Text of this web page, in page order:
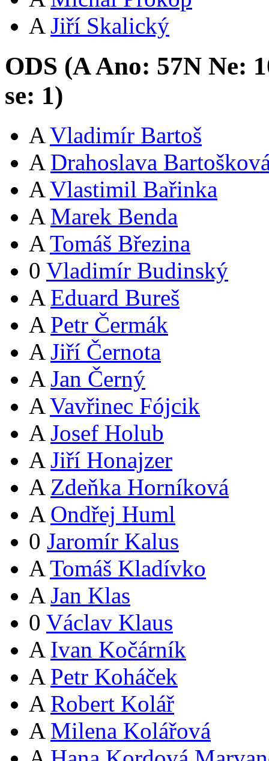
A Jiří Skalický
ODS (AAno: 57N Ne: 1
se: 1)
A Vladimír Bartoš
A Drahoslava
A Vlastimil Bařinka
A Marek Benda
A Tomáš Březina
0 Vladimír Budinský
A Eduard Bureš
A Petr Čermák
A Jiří Černota
A Jan Černý
A Vavřinec Fójcik
A Josef Holub
A Jiří Honajzer
A Zdeňka Horníková
A Ondřej Huml
0 Jaromír Kalus
A Tomáš Kladívko
A Jan Klas
0 Václav Klaus
A Ivan Kočárník
A Petr Koháček
A Robert Kolář
A Milena Kolářová